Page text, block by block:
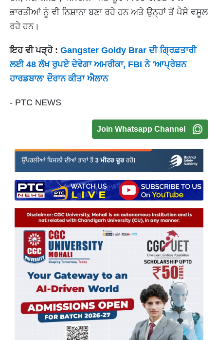
ਭਾਰਤੀਆਂ ਨੂੰ ਵੀ ਨਿਸ਼ਾਨਾ ਬਣਾ ਰਹੇ ਹਨ ਅਤੇ ਉਨ੍ਹਾਂ ਤੋਂ ਪੈਸੇ ਵਸੂਲ
ਰਹੇ ਹਨ।
ਇਹ ਵੀ ਪੜ੍ਹੋ : Gangster Goldy Brar ਦੀ ਗ੍ਰਿਫ਼ਤਾਰੀ
ਲਈ 48 ਲੱਖ ਰੁਪਏ ਦੇਵੇਗਾ ਅਮਰੀਕਾ, FBI ਨੇ 'ਆਪ੍ਰੇਸ਼ਨ
ਹਾਰਡਬਾਲ' ਦੌਰਾਨ ਕੀਤਾ ਐਲਾਨ
- PTC NEWS
Join Whatsapp Channel